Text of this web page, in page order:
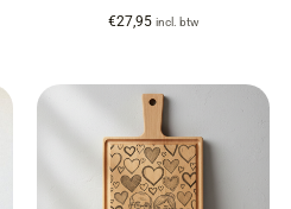
€27,95 incl. btw